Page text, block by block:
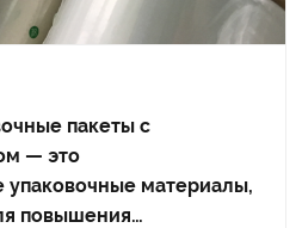
пакеты с
— это
материалы,
повышения